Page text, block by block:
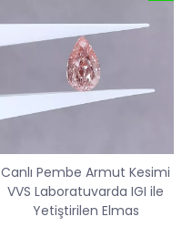
Canlı Pembe Armut Kesimi
VVS Laboratuvarda IGI ile
Yetiştirilen Elmas